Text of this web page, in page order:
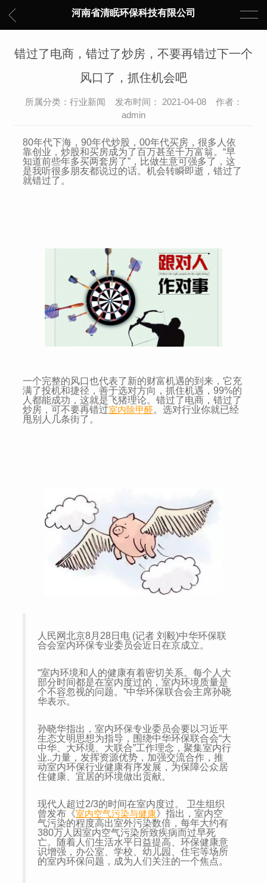
河南省清眠环保科技有限公司
错过了电商，错过了炒房，不要再错过下一个
风口了，抓住机会吧
所属分类：行业新闻 发布时间： 2021-04-08 作者：
admin
80年代下海，90年代炒股，00年代买房，很多人依
靠创业，炒股和买房成为了百万甚至千万富翁。“早
知道前些年多买两套房了”，比做生意可强多了，这
是我听很多朋友都说过的话。机会转瞬即逝，错过了
就错过了。
一个完整的风口也代表了新的财富机遇的到来，它充
满了投机和捷径，善于选对方向，抓住机遇，99%的
人都能成功，这就是飞猪理论。错过了电商，错过了
炒房，可不要再错过室内除甲醛。选对行业你就已经
甩别人几条街了。
人民网北京8月28日电 (记者 刘毅)中华环保联
合会室内环保专业委员会近日在京成立。
“室内环境和人的健康有着密切关系。每个人大
部分时间都是在室内度过的，室内环境质量是
个不容忽视的问题。”中华环保联合会主席孙晓
华表示。
孙晓华指出，室内环保专业委员会要以习近平
生态文明思想为指导，围绕中华环保联合会“大
中华、大环境、大联合”工作理念，聚集室内行
业..力量，发挥资源优势，加强交流合作，推
动室内环保行业健康有序发展，为保障公众居
住健康、宜居的环境做出贡献。
现代人超过2/3的时间在室内度过。 卫生组织
曾发布《室内空气污染与健康》指出，室内空
气污染的程度高出室外污染数倍，每年大约有
380万人因室内空气污染所致疾病而过早死
亡。随着人们生活水平日益提高、环保健康意
识增强，办公室、学校、幼儿园、住宅等场所
的室内环保问题，成为人们关注的一个焦点。